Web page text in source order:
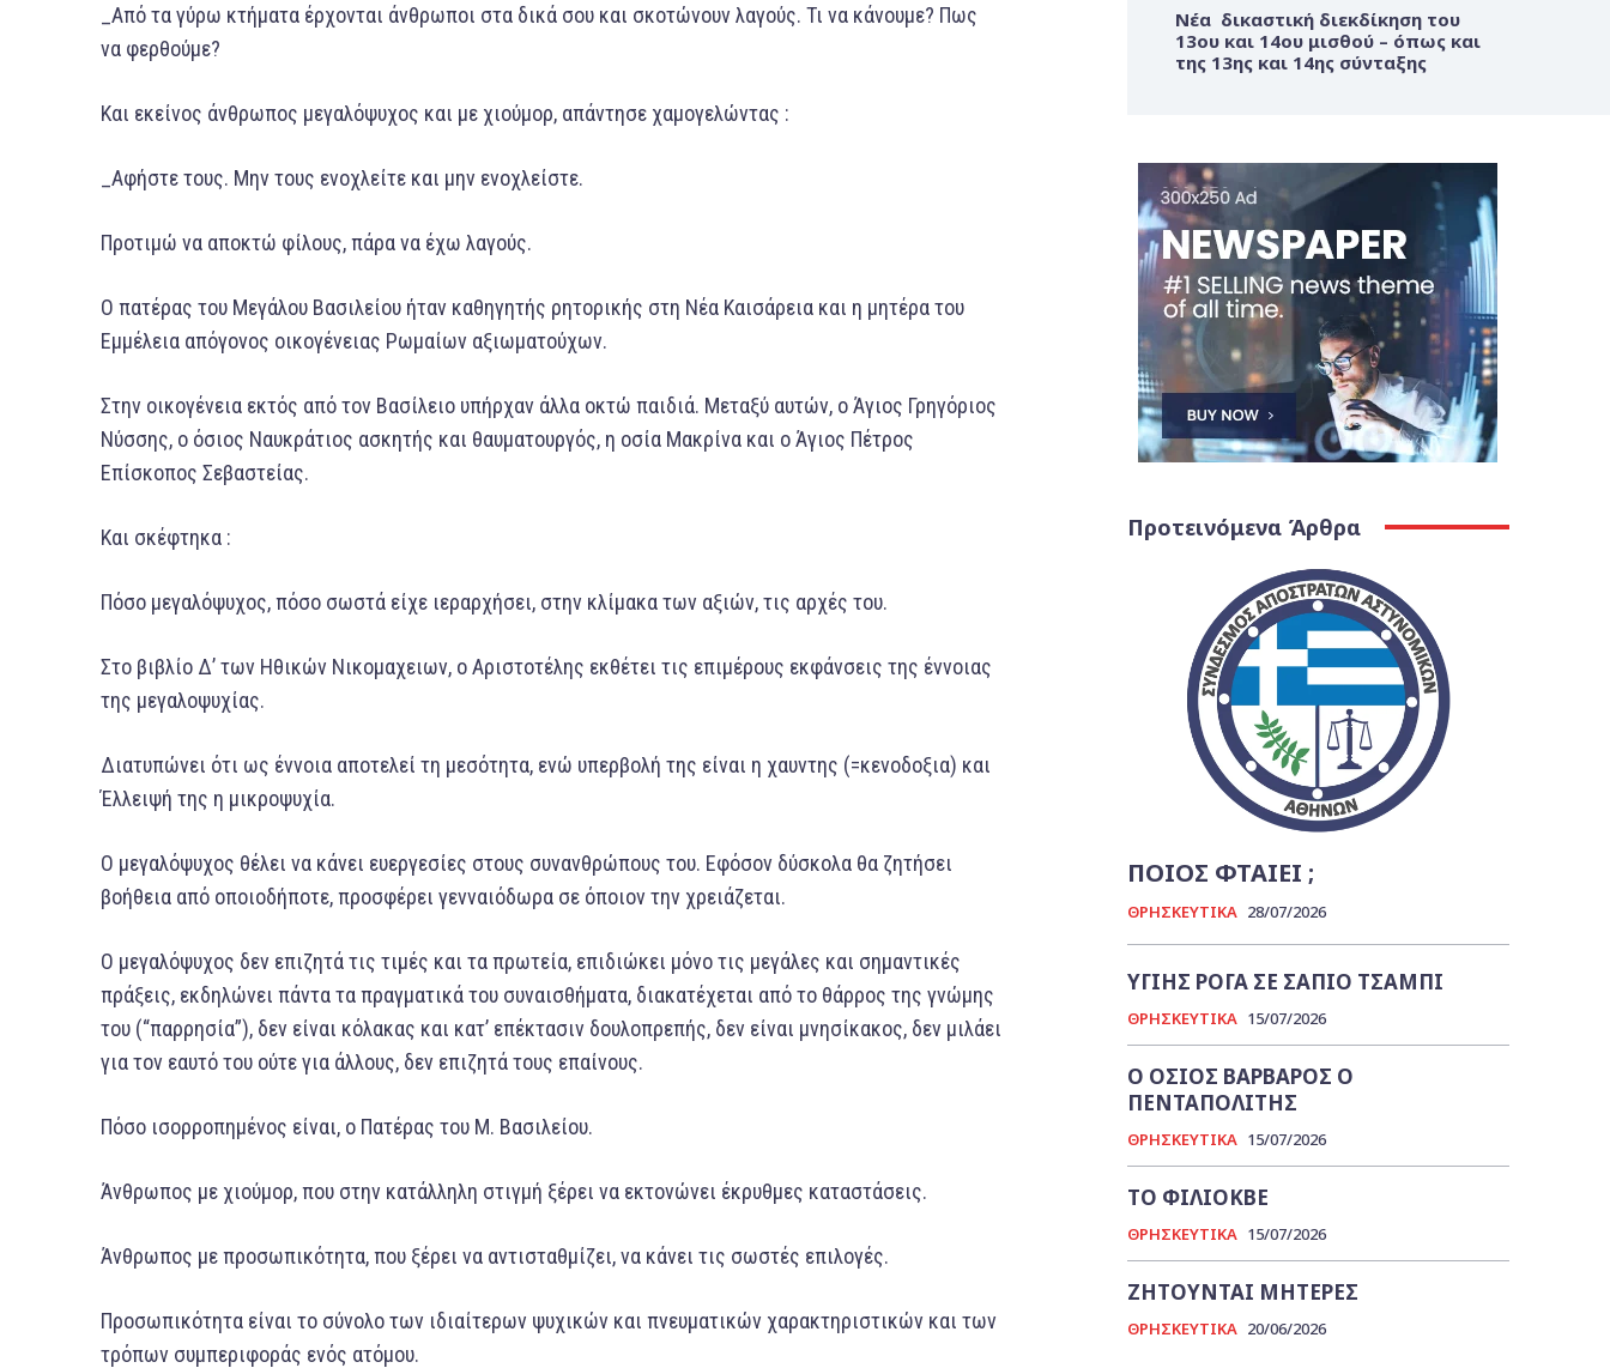
_Από τα γύρω κτήματα έρχονται άνθρωποι στα δικά σου και σκοτώνουν λαγούς. Τι να κάνουμε? Πως
να φερθούμε?
Και εκείνος άνθρωπος μεγαλόψυχος και με χιούμορ, απάντησε χαμογελώντας :
_Αφήστε τους. Μην τους ενοχλείτε και μην ενοχλείστε.
Προτιμώ να αποκτώ φίλους, πάρα να έχω λαγούς.
Ο πατέρας του Μεγάλου Βασιλείου ήταν καθηγητής ρητορικής στη Νέα Καισάρεια και η μητέρα του
Εμμέλεια απόγονος οικογένειας Ρωμαίων αξιωματούχων.
Στην οικογένεια εκτός από τον Βασίλειο υπήρχαν άλλα οκτώ παιδιά. Μεταξύ αυτών, ο Άγιος Γρηγόριος
Νύσσης, ο όσιος Ναυκράτιος ασκητής και θαυματουργός, η οσία Μακρίνα και ο Άγιος Πέτρος
Επίσκοπος Σεβαστείας.
Και σκέφτηκα :
Πόσο μεγαλόψυχος, πόσο σωστά είχε ιεραρχήσει, στην κλίμακα των αξιών, τις αρχές του.
Στο βιβλίο Δ’ των Ηθικών Νικομαχειων, ο Αριστοτέλης εκθέτει τις επιμέρους εκφάνσεις της έννοιας
της μεγαλοψυχίας.
Διατυπώνει ότι ως έννοια αποτελεί τη μεσότητα, ενώ υπερβολή της είναι η χαυντης (=κενοδοξια) και
Έλλειψή της η μικροψυχία.
Ο μεγαλόψυχος θέλει να κάνει ευεργεσίες στους συνανθρώπους του. Εφόσον δύσκολα θα ζητήσει
βοήθεια από οποιοδήποτε, προσφέρει γενναιόδωρα σε όποιον την χρειάζεται.
Ο μεγαλόψυχος δεν επιζητά τις τιμές και τα πρωτεία, επιδιώκει μόνο τις μεγάλες και σημαντικές
πράξεις, εκδηλώνει πάντα τα πραγματικά του συναισθήματα, διακατέχεται από το θάρρος της γνώμης
του (“παρρησία”), δεν είναι κόλακας και κατ’ επέκτασιν δουλοπρεπής, δεν είναι μνησίκακος, δεν μιλάει
για τον εαυτό του ούτε για άλλους, δεν επιζητά τους επαίνους.
Πόσο ισορροπημένος είναι, ο Πατέρας του Μ. Βασιλείου.
Άνθρωπος με χιούμορ, που στην κατάλληλη στιγμή ξέρει να εκτονώνει έκρυθμες καταστάσεις.
Άνθρωπος με προσωπικότητα, που ξέρει να αντισταθμίζει, να κάνει τις σωστές επιλογές.
Προσωπικότητα είναι το σύνολο των ιδιαίτερων ψυχικών και πνευματικών χαρακτηριστικών και των
τρόπων συμπεριφοράς ενός ατόμου.
Νέα δικαστική διεκδίκηση του
13ου και 14ου μισθού – όπως και
της 13ης και 14ης σύνταξης
Προτεινόμενα Άρθρα
ΠΟΙΟΣ ΦΤΑΙΕΙ ;
ΘΡΗΣΚΕΥΤΙΚΑ 28/07/2026
ΥΓΙΗΣ ΡΟΓΑ ΣΕ ΣΑΠΙΟ ΤΣΑΜΠΙ
ΘΡΗΣΚΕΥΤΙΚΑ 15/07/2026
Ο ΟΣΙΟΣ ΒΑΡΒΑΡΟΣ Ο
ΠΕΝΤΑΠΟΛΙΤΗΣ
ΘΡΗΣΚΕΥΤΙΚΑ 15/07/2026
ΤΟ ΦΙΛΙΟΚΒΕ
ΘΡΗΣΚΕΥΤΙΚΑ 15/07/2026
ΖΗΤΟΥΝΤΑΙ ΜΗΤΕΡΕΣ
ΘΡΗΣΚΕΥΤΙΚΑ 20/06/2026